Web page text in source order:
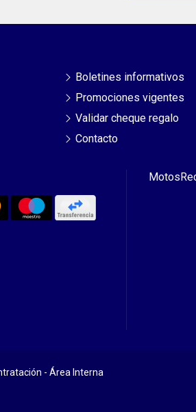
Boletines informativos
Promociones vigentes
Validar cheque regalo
Contacto
Motos
- Área Interna